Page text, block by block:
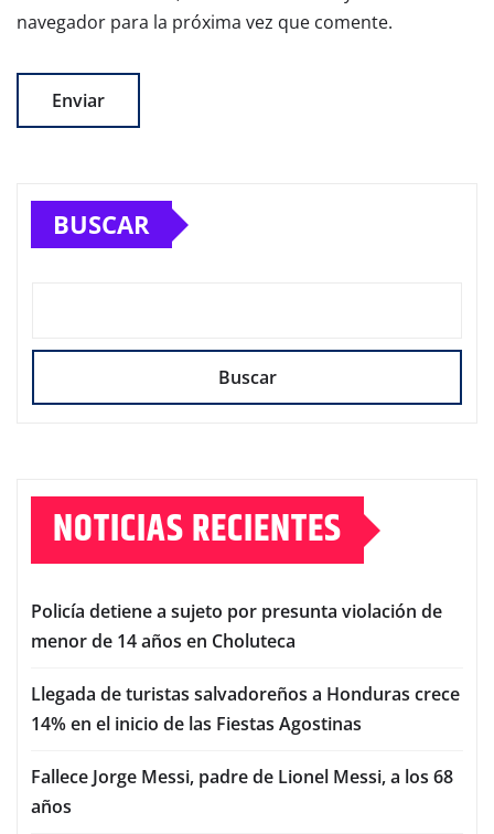
navegador para la próxima vez que comente.
BUSCAR
Buscar
NOTICIAS RECIENTES
Policía detiene a sujeto por presunta violación de
menor de 14 años en Choluteca
Llegada de turistas salvadoreños a Honduras crece
14% en el inicio de las Fiestas Agostinas
Fallece Jorge Messi, padre de Lionel Messi, a los 68
años